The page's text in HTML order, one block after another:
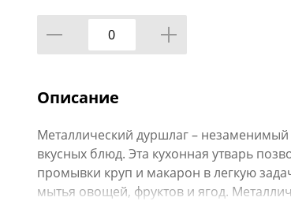
Описание
Металлический дуршлаг –
вкусных блюд. Эта кухонная утварь
промывки круп и макарон в легкую
мытья овощей, фруктов и ягод.